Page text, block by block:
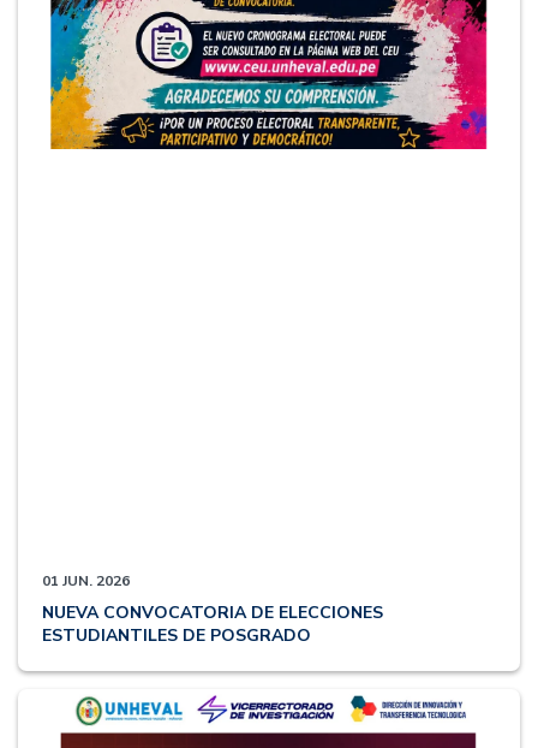
01 JUN. 2026
NUEVA CONVOCATORIA DE ELECCIONES
ESTUDIANTILES DE POSGRADO